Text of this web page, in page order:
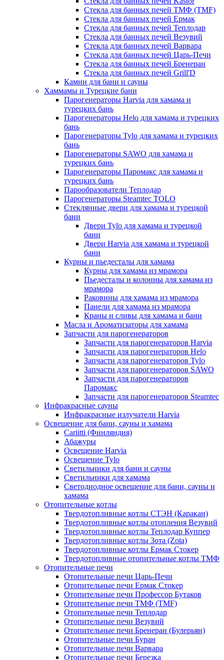
Стекла для банных печей ТМФ (TMF)
Стекла для банных печей Ермак
Стекла для банных печей Теплодар
Стекла для банных печей Везувий
Стекла для банных печей Варвара
Стекла для банных печей Царь-Печи
Стекла для банных печей Бренеран
Стекла для банных печей Grill'D
Камни для бани и сауны
Хаммамы и Турецкие бани
Парогенераторы Harvia для хамама и
турецких бань
Парогенераторы Helo для хамама и турецких
бань
Парогенераторы Tylo для хамама и турецких
бань
Парогенераторы SAWO для хамама и
турецких бань
Парогенераторы Паромакс для хамама и
турецких бань
Парообразователи Теплодар
Парогенераторы Steamtec TOLO
Стеклянные двери для хамама и турецкой
бани
Двери Tylo для хамама и турецкой
бани
Двери Harvia для хамама и турецкой
бани
Курны и пьедесталы для хамама
Курны для хамама из мрамора
Пьедесталы и колонны для хамама из
мрамора
Раковины для хамама из мрамора
Панели для хамама из мрамора
Краны и сливы для хамама и бани
Масла и Ароматизаторы для хамама
Запчасти для парогенераторов
Запчасти для парогенераторов Harvia
Запчасти для парогенераторов Helo
Запчасти для парогенераторов Tylo
Запчасти для парогенераторов SAWO
Запчасти для парогенераторов
Паромакс
Запчасти для парогенераторов Steamtec
Инфракрасные сауны
Инфракрасные излучатели Harvia
Освещение для бани, сауны и хамама
Cariitti (Финляндия)
Абажуры
Освещение Harvia
Освещение Tylo
Светильники для бани и сауны
Светильники для хамама
Светодиодное освещение для бани, сауны и
хамама
Отопительные котлы
Твердотопливные котлы СТЭН (Каракан)
Твердотопливные котлы отопления Везувий
Твердотопливные котлы Теплодар Куппер
Твердотопливные котлы Зота (Zota)
Твердотопливные котлы Ермак Стокер
Твердотопливные отопительные котлы ТМФ
Отопительные печи
Отопительные печи Царь-Печи
Отопительные печи Ермак Стокер
Отопительные печи Профессор Бутаков
Отопительные печи ТМФ (TMF)
Отопительные печи Теплодар
Отопительные печи Везувий
Отопительные печи Бренеран (Булерьян)
Отопительные печи Буран
Отопительные печи Варвара
Отопительные печи Березка